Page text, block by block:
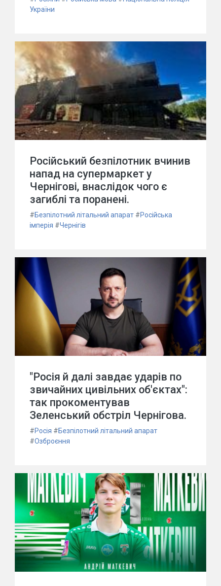
України
Російський безпілотник вчинив
напад на супермаркет у
Чернігові, внаслідок чого є
загиблі та поранені.
#Безпілотний літальний апарат #Російська
імперія #Чернігів
"Росія й далі завдає ударів по
звичайних цивільних об'єктах":
так прокоментував
Зеленський обстріл Чернігова.
#Росія #Безпілотний літальний апарат
#Озброєння